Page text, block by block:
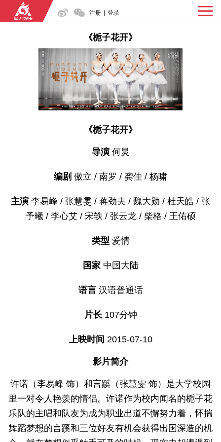
注册 | 登录
《栀子花开》
《栀子花开》
导演何炅
编剧 傲立 / 南罗 / 龚佳 / 杨啸
主演 李易峰 / 张慧雯 / 蒋劲夫 / 魏大勋 / 杜天皓 / 张
予曦 / 李心艾 / 宋轶 / 张云龙 / 柴格 / 王佑硕
类型 爱情
国家中国大陆
语言汉语普通话
片长107分钟
上映时间 2015-07-10
影片简介
许诺（李易峰 饰）和言蹊（张慧雯 饰）是大学校园
里一对令人艳羡的情侣。许诺作为校内闻名的栀子花
乐队的主唱和队友为成为职业出道不懈努力着，怀揣
舞蹈梦想的言蹊和三位好友有机会获得出国深造的机